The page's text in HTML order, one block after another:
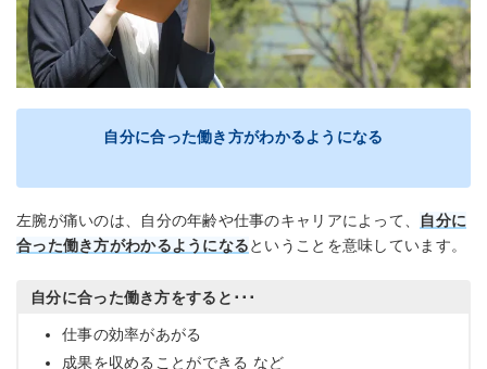
自分に合った働き方がわかるようになる
左腕が痛いのは、自分の年齢や仕事のキャリアによって、
自分に
合った働き方がわかるようになるということを意味しています。
自分に合った働き方をすると･･･
仕事の効率があがる
成果を収めることができる など